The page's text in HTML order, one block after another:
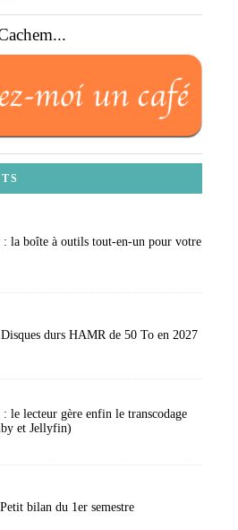
: la boîte à outils tout-en-un pour votre
Disques durs HAMR de 50 To en 2027
le lecteur gère enfin le transcodage
et Jellyfin)
bilan du 1er semestre